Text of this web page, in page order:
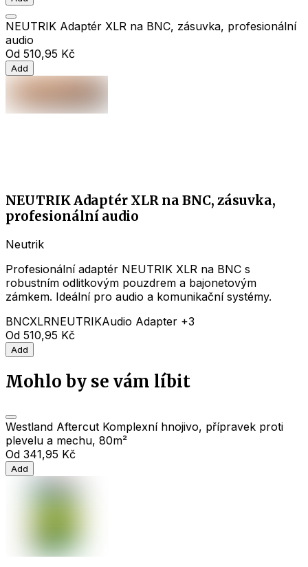
NEUTRIK Adaptér XLR na BNC, zásuvka, profesionální
audio
Od 510,95 Kč
Add
NEUTRIK Adaptér XLR na BNC, zásuvka,
profesionální audio
Neutrik
Profesionální adaptér NEUTRIK XLR na BNC s
robustním odlitkovým pouzdrem a bajonetovým
zámkem. Ideální pro audio a komunikační systémy.
BNCXLRNEUTRIKAudio Adapter +3
Od 510,95 Kč
Add
Mohlo by se vám líbit
Westland Aftercut Komplexní hnojivo, přípravek proti
plevelu a mechu, 80m²
Od 341,95 Kč
Add